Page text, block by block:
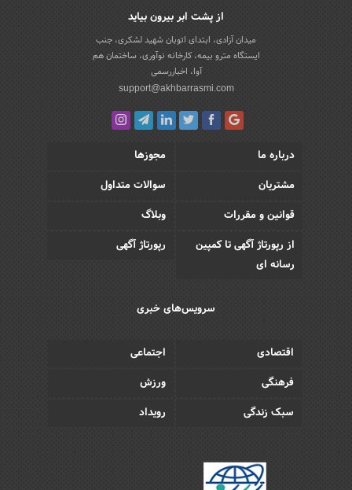
از پشت ابر بیرون بیاید
میدان آزادی، ابتدای اتوبان شهید لشکری، جنب
ایستگاه مترو بیمه، کارخانه نوآوری، ساختمان هم
آوا، اخباررسمی
support@akhbarrasmi.com
درباره ما
مجوزها
مشتریان
سوالات متداول
قوانین و مقررات
وبلاگ
از رپورتاژ آگهی تا کمپین
رسانه ای
رپورتاژ آگهی
سرویس‌های خبری
اقتصادی
اجتماعی
فرهنگی
ورزش
سبک زندگی
رویداد